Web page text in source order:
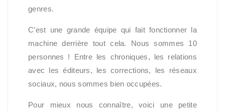
genres.
C’est une grande équipe qui fait fonctionner la
machine derrière tout cela. Nous sommes 10
personnes ! Entre les chroniques, les relations
avec les éditeurs, les corrections, les réseaux
sociaux, nous sommes bien occupées.
Pour mieux nous connaître, voici une petite